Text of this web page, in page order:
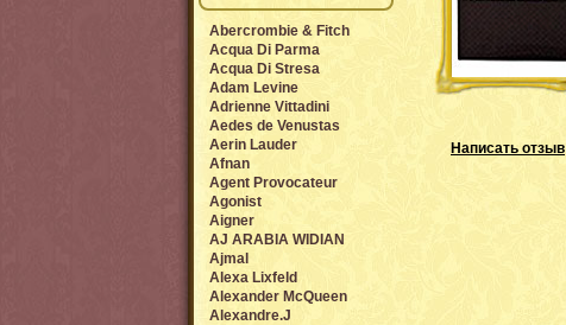
Написать отзыв
Abercrombie & Fitch
Acqua Di Parma
Acqua Di Stresa
Adam Levine
Adrienne Vittadini
Aedes de Venustas
Aerin Lauder
Afnan
Agent Provocateur
Agonist
Aigner
AJ ARABIA WIDIAN
Ajmal
Alexa Lixfeld
Alexander McQueen
Alexandre.J